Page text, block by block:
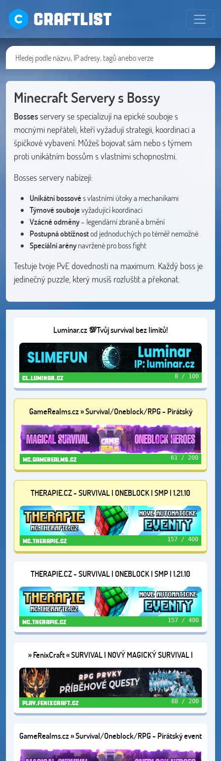
CRAFTLIST
Minecraft Servery s Bossy
Bossesservery se specializují na epické souboje s
mocnými nepřáteli, kteří vyžadují strategii, koordinaci a
špičkové vybavení. Můžeš bojovat sám nebo s týmem
proti unikátním bossům s vlastními schopnostmi.
Bosses servery nabízejí:
Unikátní bossovés vlastními útoky a mechanikami
Týmové soubojevyžadující koordinaci
Vzácné odměny– legendární zbraně a brnění
Postupná obtížnostod jednoduchých po téměř nemožné
Speciální arénynavržené pro boss fight
Testuje tvoje PvE dovednosti na maximum. Každý boss je
jedinečný puzzle, který musíš rozluštit a překonat.
Luminar.cz 💯Tvůj survival bez limitů!
cl.luminar.cz 8 / 100
GameRealms.cz » Survival/Oneblock/RPG - Pirátský
event🦜1.21.11+
mc.gamerealms.cz 61 / 200
THERAPIE.CZ - SURVIVAL | ONEBLOCK | SMP | 1.21.10
mc.therapie.cz 157 / 400
THERAPIE.CZ - SURVIVAL | ONEBLOCK | SMP | 1.21.10
mc.therapie.cz 157 / 400
» FenixCraft « SURVIVAL | NOVÝ MAGICKÝ SURVIVAL |
SKYBLOCK
play.fenixcraft.cz 88 / 200
GameRealms.cz » Survival/Oneblock/RPG - Pirátský event
🦜1.21.11+